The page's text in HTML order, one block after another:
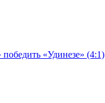
«Удинезе» (4:1)